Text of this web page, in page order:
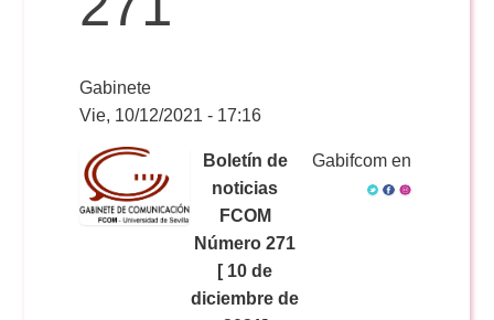
Horarios
Exámenes Grado
Gabinete
Vie, 10/12/2021 - 17:16
Boletín de
noticias
FCOM
Número 271
[ 10 de
diciembre de
Gabifcom en